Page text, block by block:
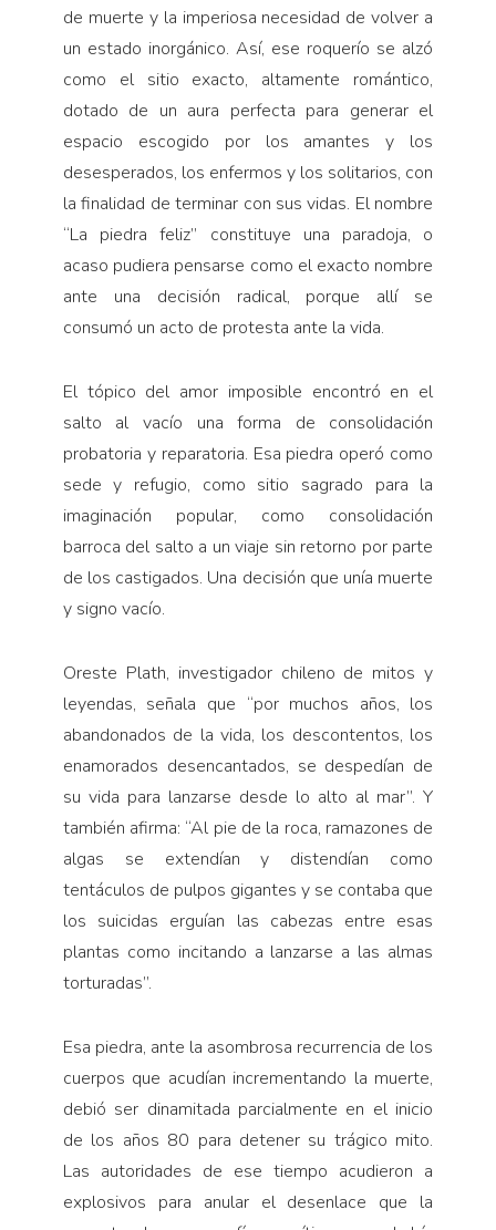
de muerte y la imperiosa necesidad de volver a
un estado inorgánico. Así, ese roquerío se alzó
como el sitio exacto, altamente romántico,
dotado de un aura perfecta para generar el
espacio escogido por los amantes y los
desesperados, los enfermos y los solitarios, con
la finalidad de terminar con sus vidas. El nombre
“La piedra feliz” constituye una paradoja, o
acaso pudiera pensarse como el exacto nombre
ante una decisión radical, porque allí se
consumó un acto de protesta ante la vida.
El tópico del amor imposible encontró en el
salto al vacío una forma de consolidación
probatoria y reparatoria. Esa piedra operó como
sede y refugio, como sitio sagrado para la
imaginación popular, como consolidación
barroca del salto a un viaje sin retorno por parte
de los castigados. Una decisión que unía muerte
y signo vacío.
Oreste Plath, investigador chileno de mitos y
leyendas, señala que “por muchos años, los
abandonados de la vida, los descontentos, los
enamorados desencantados, se despedían de
su vida para lanzarse desde lo alto al mar”. Y
también afirma: “Al pie de la roca, ramazones de
algas se extendían y distendían como
tentáculos de pulpos gigantes y se contaba que
los suicidas erguían las cabezas entre esas
plantas como incitando a lanzarse a las almas
torturadas”.
Esa piedra, ante la asombrosa recurrencia de los
cuerpos que acudían incrementando la muerte,
debió ser dinamitada parcialmente en el inicio
de los años 80 para detener su trágico mito.
Las autoridades de ese tiempo acudieron a
explosivos para anular el desenlace que la